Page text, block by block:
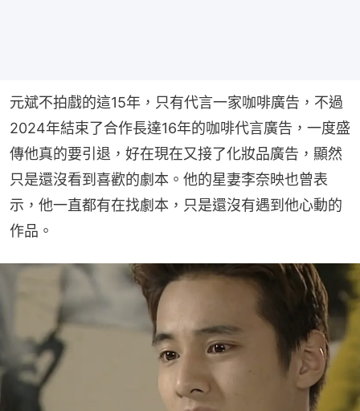
元斌不拍戲的這15年，只有代言一家咖啡廣告，不過
2024年結束了合作長達16年的咖啡代言廣告，一度盛
傳他真的要引退，好在現在又接了化妝品廣告，顯然
只是還沒看到喜歡的劇本。他的星妻李奈映也曾表
示，他一直都有在找劇本，只是還沒有遇到他心動的
作品。